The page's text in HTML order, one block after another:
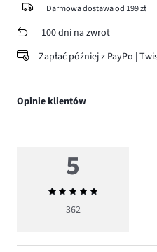
Darmowa dostawa od 199 zł
100 dni na zwrot
Zapłać później z PayPo |
Opinie klientów
5
Średnia
ocena
362